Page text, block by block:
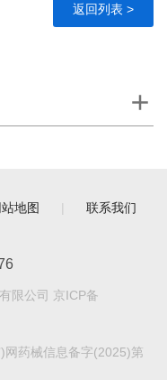
返回列表 >
地图 | 联系我们
限公司 京ICP备
)网药械信息备字(2025)第